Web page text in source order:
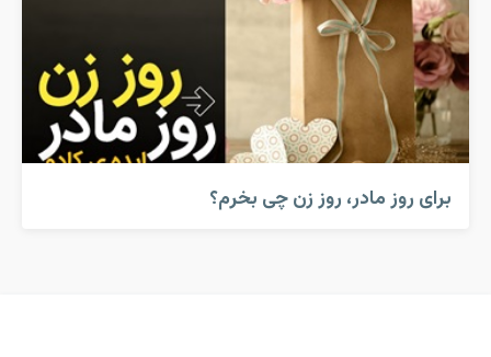
برای روز مادر، روز زن چی بخرم؟